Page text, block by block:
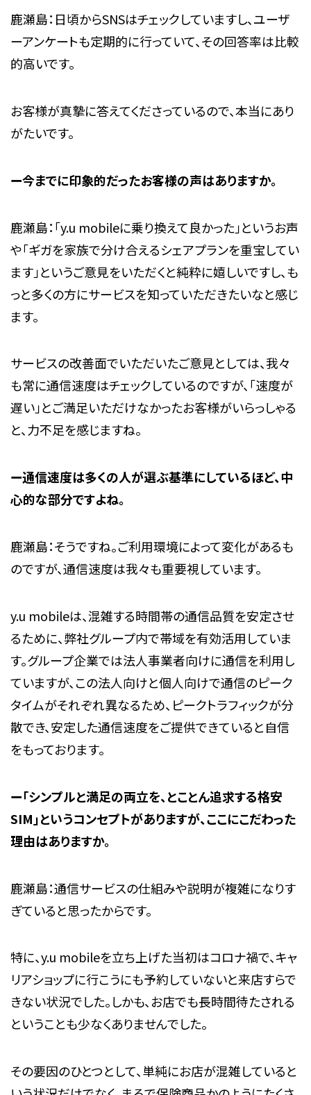
鹿瀬島：日頃からSNSはチェックしていますし、ユーザ
ーアンケートも定期的に行っていて、その回答率は比較
的高いです。
お客様が真摯に答えてくださっているので、本当にあり
がたいです。
ー今までに印象的だったお客様の声はありますか。
鹿瀬島：「y.u mobileに乗り換えて良かった」というお声
や「ギガを家族で分け合えるシェアプランを重宝してい
ます」というご意見をいただくと純粋に嬉しいですし、も
っと多くの方にサービスを知っていただきたいなと感じ
ます。
サービスの改善面でいただいたご意見としては、我々
も常に通信速度はチェックしているのですが、「速度が
遅い」とご満足いただけなかったお客様がいらっしゃる
と、力不足を感じますね。
ー通信速度は多くの人が選ぶ基準にしているほど、中
心的な部分ですよね。
鹿瀬島：そうですね。ご利用環境によって変化があるも
のですが、通信速度は我々も重要視しています。
y.u mobileは、混雑する時間帯の通信品質を安定させ
るために、弊社グループ内で帯域を有効活用していま
す。グループ企業では法人事業者向けに通信を利用し
ていますが、この法人向けと個人向けで通信のピーク
タイムがそれぞれ異なるため、ピークトラフィックが分
散でき、安定した通信速度をご提供できていると自信
をもっております。
ー「シンプルと満足の両立を、とことん追求する格安
SIM」というコンセプトがありますが、ここにこだわった
理由はありますか。
鹿瀬島：通信サービスの仕組みや説明が複雑になりす
ぎていると思ったからです。
特に、y.u mobileを立ち上げた当初はコロナ禍で、キャ
リアショップに行こうにも予約していないと来店すらで
きない状況でした。しかも、お店でも長時間待たされる
ということも少なくありませんでした。
その要因のひとつとして、単純にお店が混雑していると